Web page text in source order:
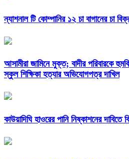
ন্যাশনাল টি কোম্পানির ১২ চা বাগানের চা
আসামীরা জামিনে মুক্ত; বাদীর পরিবারকে
স্কুল শিক্ষিকা হত্যার অভিযোগপত্র দাখিল
কাউয়াদিঘি হাওরের পানি নিষ্কাশনের